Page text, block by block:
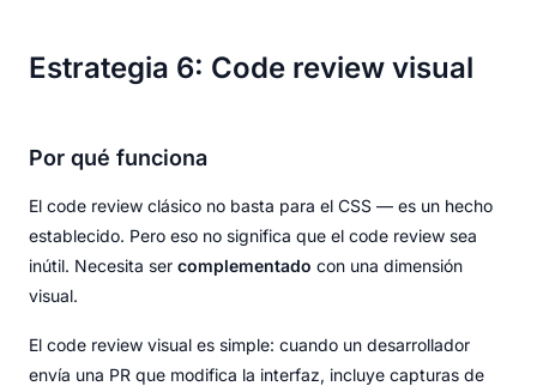
Estrategia 6: Code review visual
Por qué funciona
El code review clásico no basta para el CSS — es un hecho
establecido. Pero eso no significa que el code review sea
inútil. Necesita ser complementado con una dimensión
visual.
El code review visual es simple: cuando un desarrollador
envía una PR que modifica la interfaz, incluye capturas de